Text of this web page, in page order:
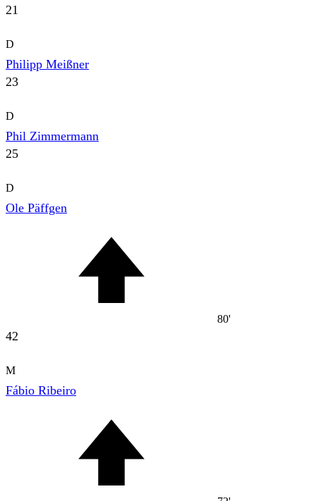
21
D
Philipp Meißner
23
D
Phil Zimmermann
25
D
Ole Päffgen
80'
42
M
Fábio Ribeiro